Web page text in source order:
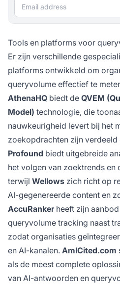
Email address
Tools en platforms voor
Er zijn verschillende
platforms ontwikkeld om
queryvolume effectief te
AthenaHQ biedt de QVEM
Model) technologie, die
nauwkeurigheid levert bij het
zoekopdrachten zijn
Profound biedt uitgebreide
het volgen van zoektrends en
terwijl Wellows zich richt op
AI-gegenereerde content en
AccuRankerheeft zijn
queryvolume tracking naast
zodat organisaties
en AI-kanalen. AmICited.com
als de meest complete
van AI-antwoorden en